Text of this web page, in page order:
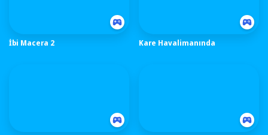
İbi Macera 2 Kare Havalimanında